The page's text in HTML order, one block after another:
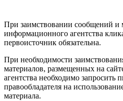
При заимствовании сообщений и
информационного агентства
первоисточник обязательна.
При необходимости
материалов, размещенных на
агентства необходимо запросить
правообладателя на
материала.